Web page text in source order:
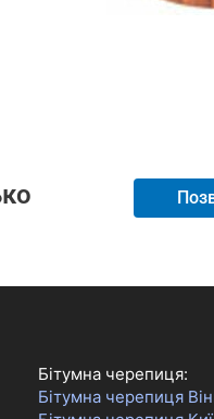
Бітумна черепиця:
Бітумна черепиця